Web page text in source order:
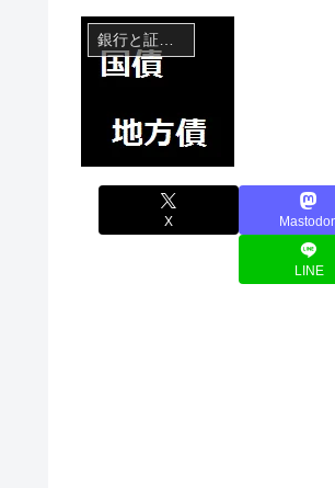
銀行と証券会社・金融商品
X
LINE